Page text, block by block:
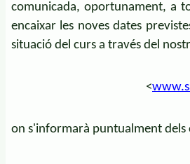
comunicada, oportunament, a
encaixar les noves dates
situació del curs a través del
<
on s'informarà puntualment dels